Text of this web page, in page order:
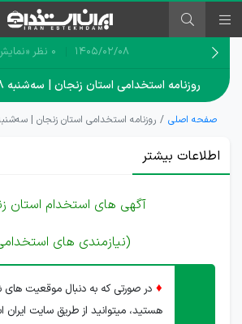
۱۴۰۵/۰۲/۰۸ 0 نظر
روزنامه استخدامی استان زنجان | سه‌شنبه ۸ اردیبهشت ۱۴۰۵
صفحه اصلی روزنامه استخدامی استان زنجان | سه‌شنبه ۸ اردیبهشت
اطلاعات بیشتر
آگهی های استخدام استان
(نیازمندی های
♦ در صورتی که به دنبال موقعیت های
هستید، میتوانید از طریق سایت ایران